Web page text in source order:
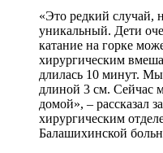
«Это редкий случай,
уникальный. Дети
катание на горке
хирургическим
длилась 10 минут.
длиной 3 см. Сейчас
домой», – рассказал
хирургическим
Балашихинской